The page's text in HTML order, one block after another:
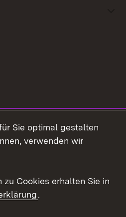
Sie optimal gestalten
verwenden wir
zu Cookies erhalten Sie in
.